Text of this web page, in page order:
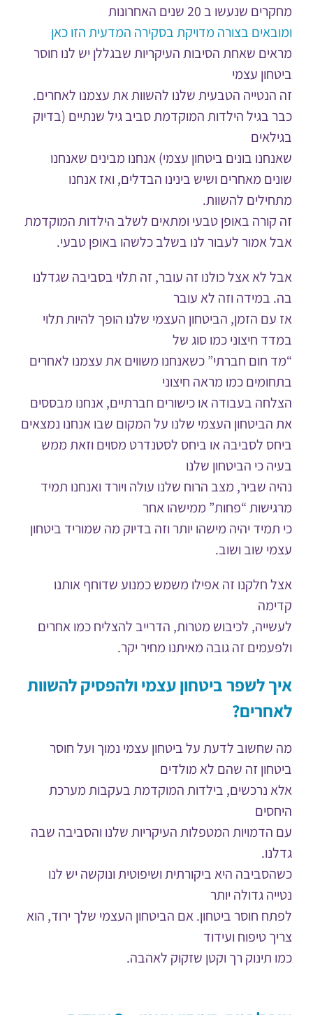
מחקרים שנעשו ב 20 שנים האחרונות
ומובאים בצורה מדויקת בסקירה המדעית הזו כאן
מראים שאחת הסיבות העיקריות שבגללן יש לנו חוסר
ביטחון עצמי
זה הנטייה הטבעית שלנו להשוות את עצמנו לאחרים.
כבר בגיל הילדות המוקדמת סביב גיל שנתיים (בדיוק
בגילאים
שאנחנו בונים ביטחון עצמי) אנחנו מבינים שאנחנו
שונים מאחרים ושיש בינינו הבדלים, ואז אנחנו
מתחילים להשוות.
זה קורה באופן טבעי ומתאים לשלב הילדות המוקדמת
אבל אמור לעבור לנו בשלב כלשהו באופן טבעי.
אבל לא אצל כולנו זה עובר, זה תלוי בסביבה שגדלנו
בה. במידה וזה לא עובר
אז עם הזמן, הביטחון העצמי שלנו הופך להיות תלוי
במדד חיצוני כמו סוג של
“מד חום חברתי” כשאנחנו משווים את עצמנו לאחרים
בתחומים כמו מראה חיצוני
הצלחה בעבודה או כישורים חברתיים, אנחנו מבססים
את הביטחון העצמי שלנו על המקום שבו אנחנו נמצאים
ביחס לסביבה או ביחס לסטנדרט מסוים וזאת ממש
בעיה כי הביטחון שלנו
נהיה שביר, מצב הרוח שלנו עולה ויורד ואנחנו תמיד
מרגישות “פחות” ממישהו אחר
כי תמיד יהיה מישהו יותר וזה בדיוק מה שמוריד ביטחון
עצמי שוב ושוב.
אצל חלקנו זה אפילו משמש כמנוע שדוחף אותנו
קדימה
לעשייה, לכיבוש מטרות, הדרייב להצליח כמו אחרים
ולפעמים זה גובה מאיתנו מחיר יקר.
איך לשפר ביטחון עצמי ולהפסיק להשוות
לאחרים?
מה שחשוב לדעת על ביטחון עצמי נמוך ועל חוסר
ביטחון זה שהם לא מולדים
אלא נרכשים, בילדות המוקדמת בעקבות מערכת
היחסים
עם הדמויות המטפלות העיקריות שלנו והסביבה שבה
גדלנו.
כשהסביבה היא ביקורתית ושיפוטית ונוקשה יש לנו
נטייה גדולה יותר
לפתח חוסר ביטחון. אם הביטחון העצמי שלך ירוד, הוא
צריך טיפוח ועידוד
כמו תינוק רך וקטן שזקוק לאהבה.